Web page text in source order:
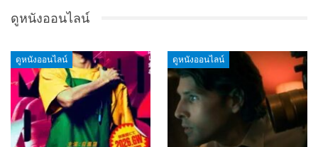
ดูหนังออนไลน์
ดูหนังออนไลน์ ดูหนังออนไลน์